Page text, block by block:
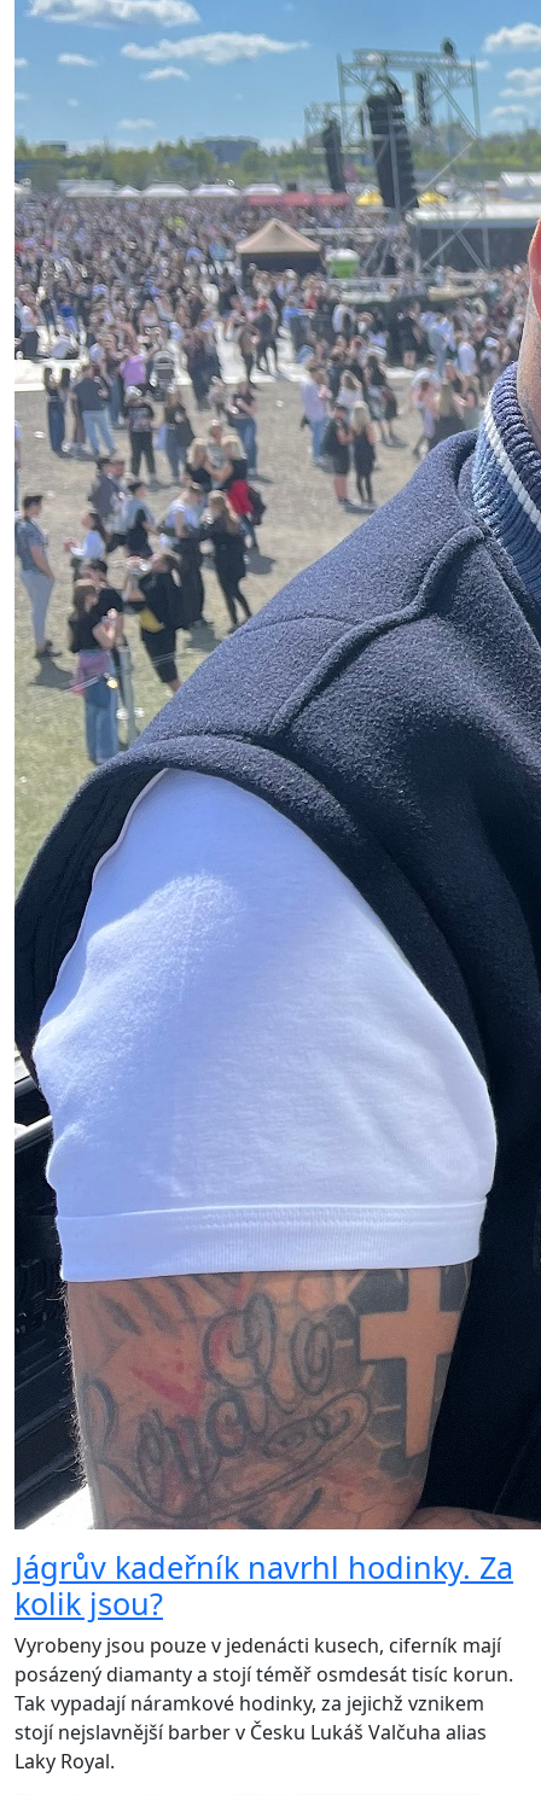
Jágrův kadeřník navrhl hodinky. Za
kolik jsou?
Vyrobeny jsou pouze v jedenácti kusech, ciferník mají
posázený diamanty a stojí téměř osmdesát tisíc korun.
Tak vypadají náramkové hodinky, za jejichž vznikem
stojí nejslavnější barber v Česku Lukáš Valčuha alias
Laky Royal.